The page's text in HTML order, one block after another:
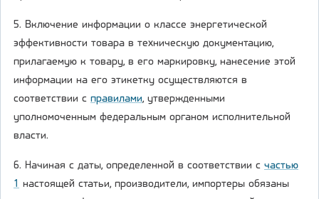
5. Включение информации о классе энергетической
эффективности товара в техническую документацию,
прилагаемую к товару, в его маркировку, нанесение этой
информации на его этикетку осуществляются в
соответствии с правилами, утвержденными
уполномоченным федеральным органом исполнительной
власти.
6. Начиная с даты, определенной в соответствии с частью
1 настоящей статьи, производители, импортеры обязаны